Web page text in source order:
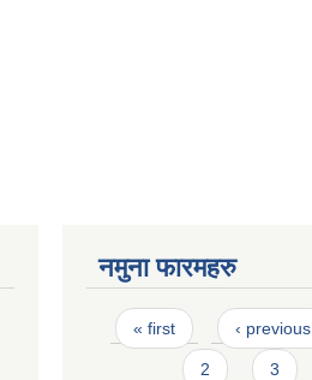
नमुना फारमहरु
Pages
« first ‹ previous
2 3